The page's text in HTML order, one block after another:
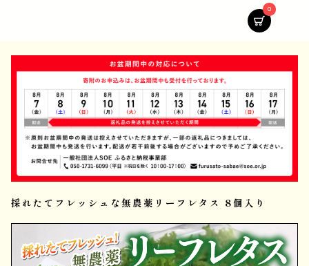
0
採れたてフレッシュな無農薬リーフレタス 8個入り